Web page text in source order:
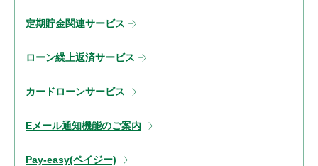
定期貯金関連サービス
ローン繰上返済サービス
カードローンサービス
Eメール通知機能のご案内
Pay-easy(ペイジー)